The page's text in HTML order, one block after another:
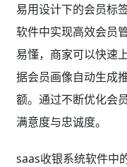
易用设计下的会员标
软件中实现高效会员
易懂，商家可以快速
据会员画像自动生成
额。通过不断优化会
满意度与忠诚度。
saas收银系统软件中